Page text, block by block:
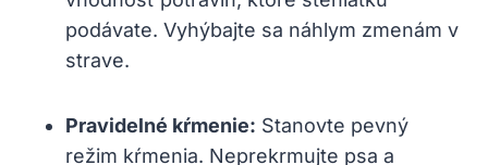
podávate. Vyhýbajte sa náhlym zmenám v
strave.
Pravidelné kŕmenie: Stanovte pevný
režim kŕmenia. Neprekrmujte psa a